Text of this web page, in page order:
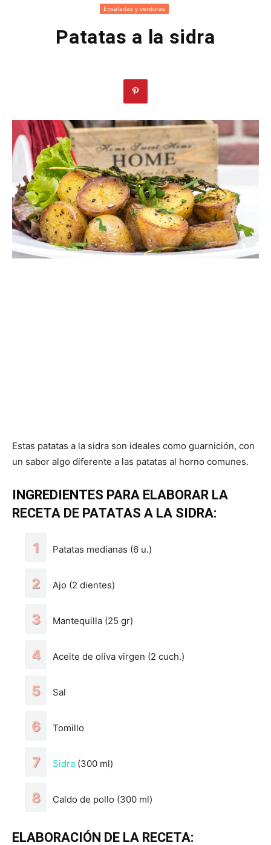
Ensaladas y verduras
Patatas a la sidra
Estas patatas a la sidra son ideales como guarnición, con
un sabor algo diferente a las patatas al horno comunes.
INGREDIENTES PARA ELABORAR LA
RECETA DE PATATAS A LA SIDRA:
Patatas medianas (6 u.)
Ajo (2 dientes)
Mantequilla (25 gr)
Aceite de oliva virgen (2 cuch.)
Sal
Tomillo
Sidra (300 ml)
Caldo de pollo (300 ml)
ELABORACIÓN DE LA RECETA: